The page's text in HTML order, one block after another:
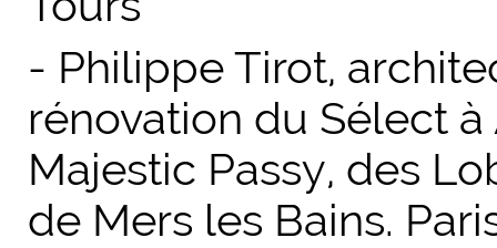
- Philippe Tirot,
rénovation du Sélect
Majestic Passy, des
de Mers les Bains.